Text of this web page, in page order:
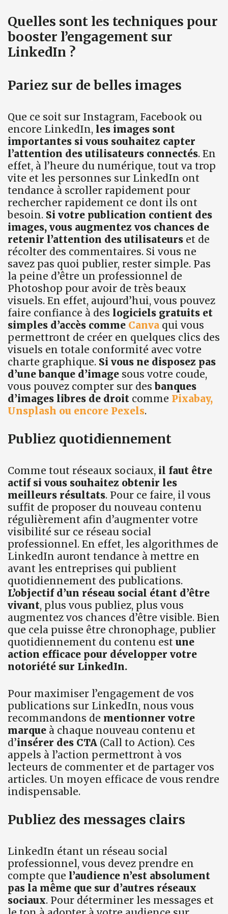
Quelles sont les techniques pour
booster l’engagement sur
LinkedIn ?
Pariez sur de belles images
Que ce soit sur Instagram, Facebook ou
encore LinkedIn, les images sont
importantes si vous souhaitez capter
l’attention des utilisateurs connectés. En
effet, à l’heure du numérique, tout va trop
vite et les personnes sur LinkedIn ont
tendance à scroller rapidement pour
rechercher rapidement ce dont ils ont
besoin. Si votre publication contient des
images, vous augmentez vos chances de
retenir l’attention des utilisateurs et de
récolter des commentaires. Si vous ne
savez pas quoi publier, rester simple. Pas
la peine d’être un professionnel de
Photoshop pour avoir de très beaux
visuels. En effet, aujourd’hui, vous pouvez
faire confiance à des logiciels gratuits et
simples d’accès comme Canva qui vous
permettront de créer en quelques clics des
visuels en totale conformité avec votre
charte graphique. Si vous ne disposez pas
d’une banque d’image sous votre coude,
vous pouvez compter sur desbanques
d’images libres de droit comme Pixabay,
Unsplash ou encore Pexels.
Publiez quotidiennement
Comme tout réseaux sociaux, il faut être
actif si vous souhaitez obtenir les
meilleurs résultats. Pour ce faire, il vous
suffit de proposer du nouveau contenu
régulièrement afin d’augmenter votre
visibilité sur ce réseau social
professionnel. En effet, les algorithmes de
LinkedIn auront tendance à mettre en
avant les entreprises qui publient
quotidiennement des publications.
L’objectif d’un réseau social étant d’être
vivant, plus vous publiez, plus vous
augmentez vos chances d’être visible. Bien
que cela puisse être chronophage, publier
quotidiennement du contenu est une
action efficace pour développer votre
notoriété sur LinkedIn.
Pour maximiser l’engagement de vos
publications sur LinkedIn, nous vous
recommandons de mentionner votre
marque à chaque nouveau contenu et
d’insérer des CTA (Call to Action). Ces
appels à l’action permettront à vos
lecteurs de commenter et de partager vos
articles. Un moyen efficace de vous rendre
indispensable.
Publiez des messages clairs
LinkedIn étant un réseau social
professionnel, vous devez prendre en
compte que l’audience n’est absolument
pas la même que sur d’autres réseaux
sociaux. Pour déterminer les messages et